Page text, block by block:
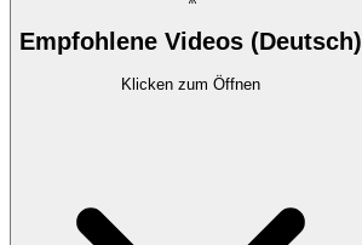
Empfohlene Videos (Deutsch)
Klicken zum Öffnen